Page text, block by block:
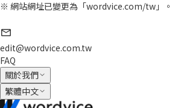
※ 網站網址已變更為「wordvice.com/tw」。
edit@wordvice.com.tw
FAQ
關於我們
繁體中文